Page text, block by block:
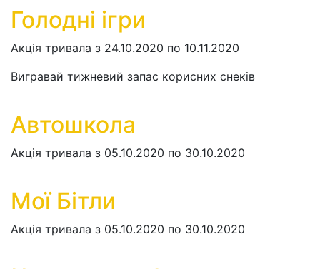
Голодні ігри
Акція тривала з 24.10.2020 по 10.11.2020
Вигравай тижневий запас корисних снеків
Автошкола
Акція тривала з 05.10.2020 по 30.10.2020
Мої Бітли
Акція тривала з 05.10.2020 по 30.10.2020